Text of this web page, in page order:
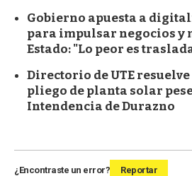
Gobierno apuesta a
para impulsar negocios y
Estado: "Lo peor es
Directorio de UTE
pliego de planta solar
Intendencia de Durazno
¿Encontraste un error? Reportar